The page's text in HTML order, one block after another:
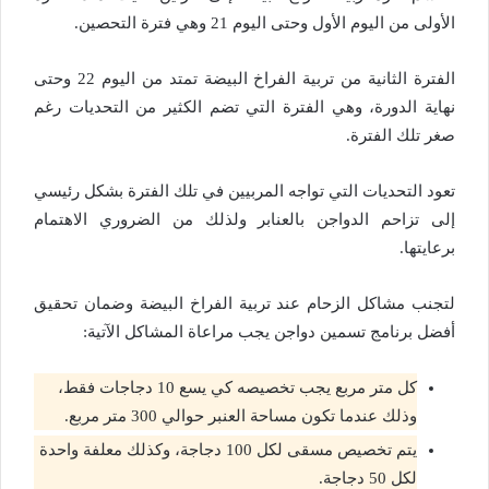
الأولى من اليوم الأول وحتى اليوم 21 وهي فترة التحصين.
الفترة الثانية من تربية الفراخ البيضة تمتد من اليوم 22 وحتى
نهاية الدورة، وهي الفترة التي تضم الكثير من التحديات رغم
صغر تلك الفترة.
تعود التحديات التي تواجه المربيين في تلك الفترة بشكل رئيسي
إلى تزاحم الدواجن بالعنابر ولذلك من الضروري الاهتمام
برعايتها.
لتجنب مشاكل الزحام عند تربية الفراخ البيضة وضمان تحقيق
أفضل برنامج تسمين دواجن يجب مراعاة المشاكل الآتية:
كل متر مربع يجب تخصيصه كي يسع 10 دجاجات فقط،
وذلك عندما تكون مساحة العنبر حوالي 300 متر مربع.
يتم تخصيص مسقى لكل 100 دجاجة، وكذلك معلفة واحدة
لكل 50 دجاجة.